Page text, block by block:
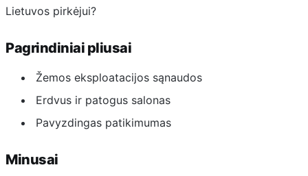
Lietuvos pirkėjui?
Pagrindiniai pliusai
Žemos eksploatacijos sąnaudos
Erdvus ir patogus salonas
Pavyzdingas patikimumas
Minusai